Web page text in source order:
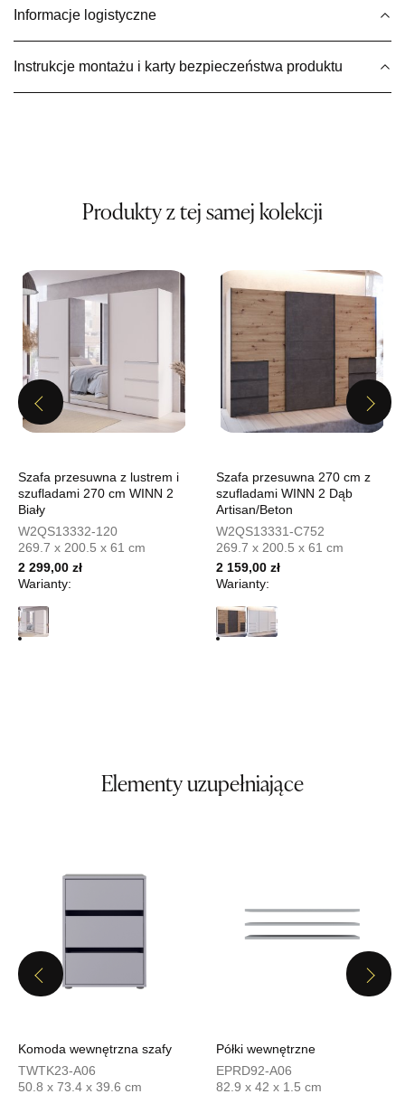
Salon meblowy
UL.PLAC DĄBROWSKIEGO 3
Nr tel.606350240
Adres e-mail:salon@mebleexpo.com.pl
Salon meblowy
UL.PIONIERÓW 44
66-600 KROSNO ODRZAŃSKIE
Nr tel.
508100164
Adres e-mail:
meblostyl01@op.pl
Godziny otwarcia
Pn-Pt: 09:00-17:00, Sb: 09:00-14:00
1 459,00 zł
SALON MEBLOWY ORION
Salon meblowy
UL.KILIŃSZCZAKÓW 43
78-600 WAŁCZ
Nr tel.
Adres e-mail:
SALON MEBLOWY TED
Nr tel.603580345
1 459,00 zł
SALON MEBLOWY PRYM
Salon meblowy
Informacje logistyczne
Instrukcje montażu i karty bezpieczeństwa produktu
Produkty z tej samej kolekcji
Previous
Szafa przesuwna z lustrem i
szufladami 270 cm WINN 2
Biały
W2QS13332-120
269.7 x 200.5 x 61 cm
2 299,00 zł
Warianty:
Szafa przesuwna 270 cm z
szufladami WINN 2 Dąb
Artisan/Beton
W2QS13331-C752
269.7 x 200.5 x 61 cm
2 159,00 zł
Warianty:
Next
Elementy uzupełniające
Previous
Komoda wewnętrzna szafy
TWTK23-A06
50.8 x 73.4 x 39.6 cm
Półki wewnętrzne
EPRD92-A06
82.9 x 42 x 1.5 cm
Next